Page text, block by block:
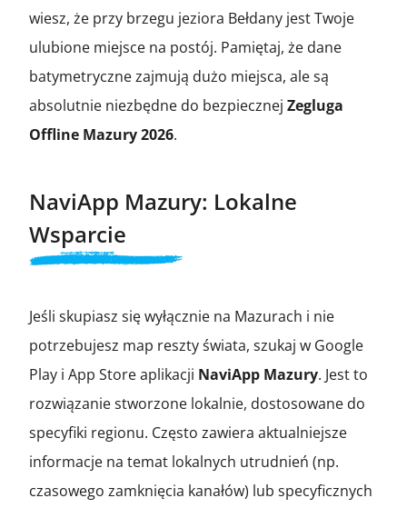
wiesz, że przy brzegu jeziora Bełdany jest Twoje
ulubione miejsce na postój. Pamiętaj, że dane
batymetryczne zajmują dużo miejsca, ale są
absolutnie niezbędne do bezpiecznej Zegluga
Offline Mazury 2026.
NaviApp Mazury: Lokalne
Wsparcie
Jeśli skupiasz się wyłącznie na Mazurach i nie
potrzebujesz map reszty świata, szukaj w Google
Play i App Store aplikacji NaviApp Mazury. Jest to
rozwiązanie stworzone lokalnie, dostosowane do
specyfiki regionu. Często zawiera aktualniejsze
informacje na temat lokalnych utrudnień (np.
czasowego zamknięcia kanałów) lub specyficznych